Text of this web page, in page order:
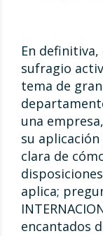
En
sufragio
tema de
una
su
clara de
aplica;
encantados